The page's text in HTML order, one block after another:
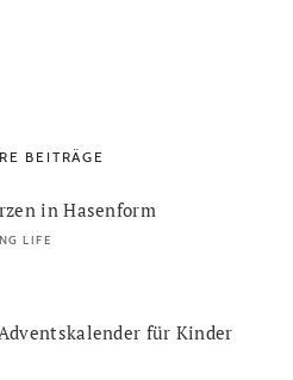
BEITRÄGE
in Hasenform
LIFE
für Kinder